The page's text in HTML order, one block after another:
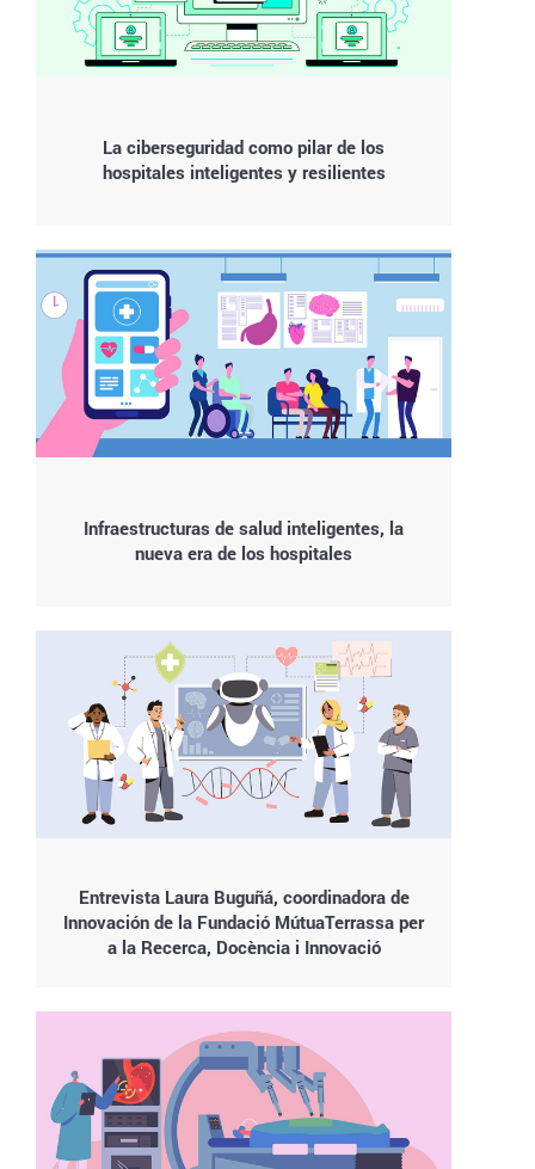
La ciberseguridad como pilar de los
hospitales inteligentes y resilientes
Infraestructuras de salud inteligentes, la
nueva era de los hospitales
Entrevista Laura Buguñá, coordinadora de
Innovación de la Fundació MútuaTerrassa per
a la Recerca, Docència i Innovació